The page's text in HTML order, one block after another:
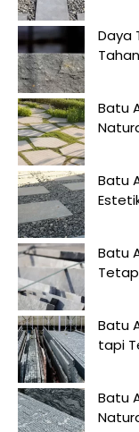
Daya
Batu
Batu
Batu
Batu
tapi
Batu